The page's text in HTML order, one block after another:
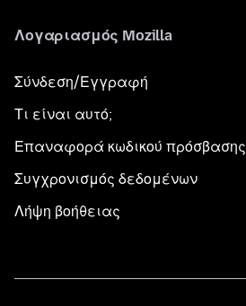
Λογαριασμός Mozilla
Σύνδεση/Εγγραφή
Τι είναι αυτό;
Επαναφορά κωδικού πρόσβασης
Συγχρονισμός δεδομένων
Λήψη βοήθειας